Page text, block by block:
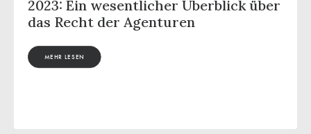
2023: Ein wesentlicher Überblick über
das Recht der Agenturen
MEHR LESEN